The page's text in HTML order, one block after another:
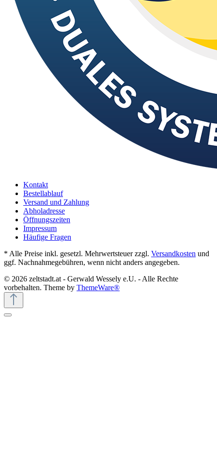
Kontakt
Bestellablauf
Versand und Zahlung
Abholadresse
Öffnungszeiten
Impressum
Häufige Fragen
* Alle Preise inkl. gesetzl. Mehrwertsteuer zzgl. Versandkosten und
ggf. Nachnahmegebühren, wenn nicht anders angegeben.
© 2026 zeltstadt.at - Gerwald Wessely e.U. - Alle Rechte
vorbehalten. Theme by ThemeWare®